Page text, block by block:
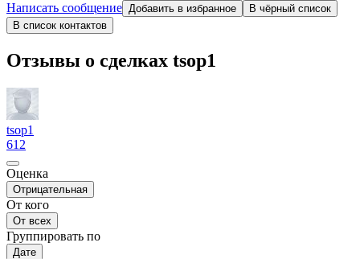
Написать сообщение Добавить в избранное
В чёрный список
В список контактов
Отзывы о сделках tsop1
tsop1
612
Оценка
Отрицательная
От кого
От всех
Группировать по
Дате